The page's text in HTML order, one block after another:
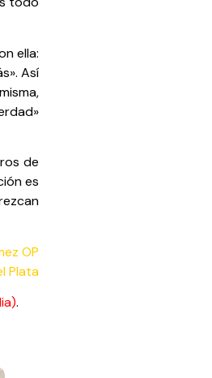
ella:
Así
de
es
OP
Plata
.